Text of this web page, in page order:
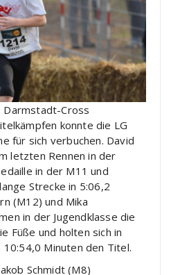
Darmstadt-Cross
konnte die LG
für sich verbuchen. David
letzten Rennen in der
in der M11 und
Strecke in 5:06,2
(M12) und Mika
in der Jugendklasse die
Füße und holten sich in
Minuten den Titel.
Schmidt (M8)